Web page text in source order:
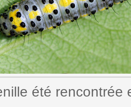
été rencontrée